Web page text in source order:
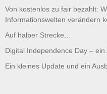
Von kostenlos zu fair bezahlt:
Informationswelten verändern
Auf halber Strecke…
Digital Independence Day – ein
Ein kleines Update und ein